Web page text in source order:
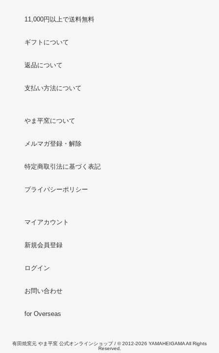
11,000円以上で送料無料
ギフトについて
返品について
支払い方法について
やま平窯について
メルマガ登録・解除
特定商取引法に基づく表記
プライバシーポリシー
マイアカウント
新規会員登録
ログイン
お問い合わせ
for Overseas
有田焼窯元 やま平窯 公式オンラインショップ / © 2012-2026 YAMAHEIGAMA All Rights
Reserved.